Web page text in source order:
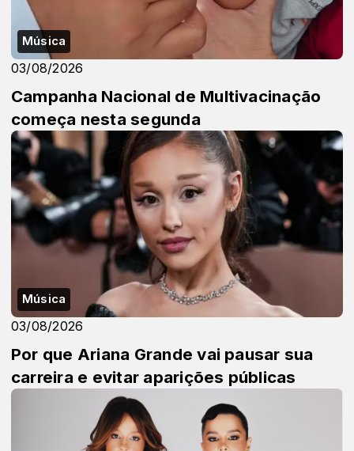
Música
03/08/2026
Campanha Nacional de Multivacinação
começa nesta segunda
Música
03/08/2026
Por que Ariana Grande vai pausar sua
carreira e evitar aparições públicas